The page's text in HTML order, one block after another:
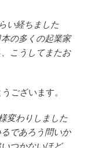
い経ちました
の多くの起業家
こうしてまたお
ございます。
変わりしました
であろう問いか
つかないほど、